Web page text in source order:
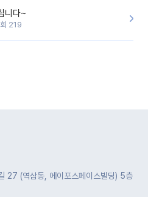
니다~
219
27 (역삼동, 에이포스페이스빌딩) 5층